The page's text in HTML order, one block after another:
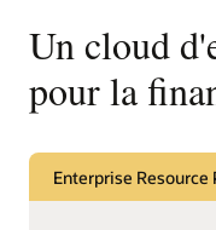
Un cloud
pour la
Enterprise Resource